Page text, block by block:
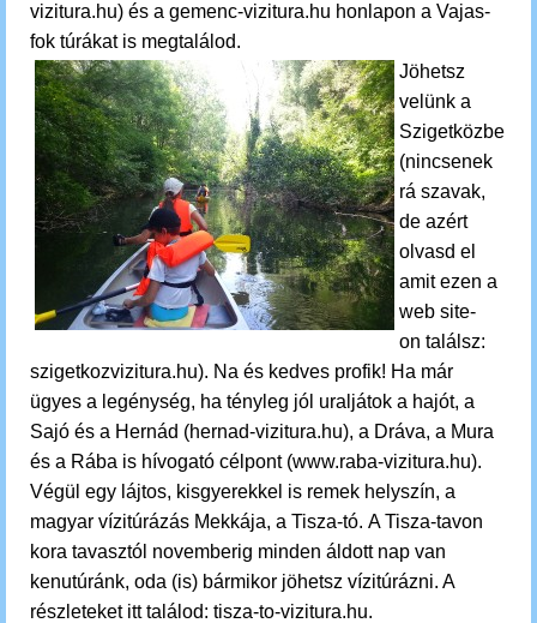
vizitura.hu) és a gemenc-vizitura.hu honlapon a Vajas-
fok túrákat is megtalálod.
Jöhetsz
velünk a
Szigetközbe
(nincsenek
rá szavak,
de azért
olvasd el
amit ezen a
web site-
on találsz:
szigetkozvizitura.hu). Na és kedves profik! Ha már
ügyes a legénység, ha tényleg jól uraljátok a hajót, a
Sajó és a Hernád (hernad-vizitura.hu), a Dráva, a Mura
és a Rába is hívogató célpont (www.raba-vizitura.hu).
Végül egy lájtos, kisgyerekkel is remek helyszín, a
magyar vízitúrázás Mekkája, a Tisza-tó. A Tisza-tavon
kora tavasztól novemberig minden áldott nap van
kenutúránk, oda (is) bármikor jöhetsz vízitúrázni. A
részleteket itt találod: tisza-to-vizitura.hu.